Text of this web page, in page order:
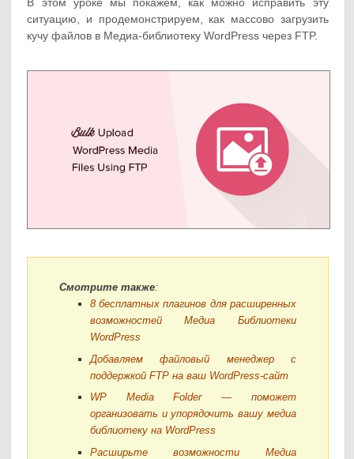
ситуацию, и продемонстрируем, как массово загрузить
кучу файлов в Медиа-библиотеку WordPress через FTP.
Смотрите также:
8 бесплатных плагинов для расширенных
возможностей Медиа Библиотеки
WordPress
Добавляем файловый менеджер с
поддержкой FTP на ваш WordPress-сайт
WP Media Folder — поможет
организовать и упорядочить вашу медиа
библиотеку на WordPress
Расширьте возможности Медиа